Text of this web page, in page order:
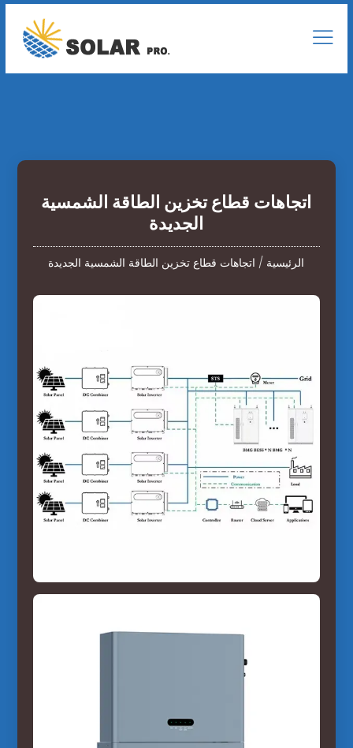
اتجاهات قطاع تخزين الطاقة الشمسية
الجديدة
الرئيسية / اتجاهات قطاع تخزين الطاقة الشمسية الجديدة